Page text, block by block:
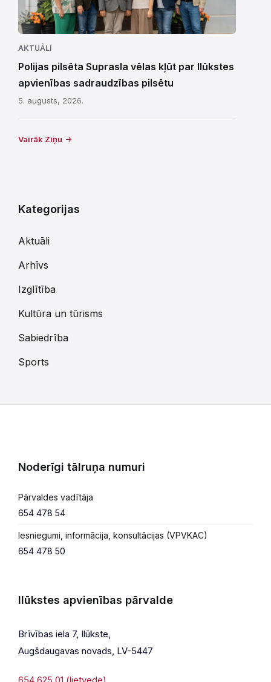
AKTUĀLI
Polijas pilsēta Suprasla vēlas kļūt par Ilūkstes
apvienības sadraudzības pilsētu
5. augusts, 2026.
Vairāk Ziņu
Kategorijas
Aktuāli
Arhīvs
Izglītība
Kultūra un tūrisms
Sabiedrība
Sports
Noderīgi tālruņa numuri
Pārvaldes vadītāja
654 478 54
Iesniegumi, informācija, konsultācijas (VPVKAC)
654 478 50
Ilūkstes apvienības pārvalde
Brīvības iela 7, Ilūkste,
Augšdaugavas novads, LV-5447